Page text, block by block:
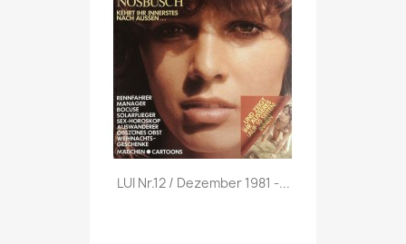
Vorschau
LUI Nr.12 / Dezember 1981 -...